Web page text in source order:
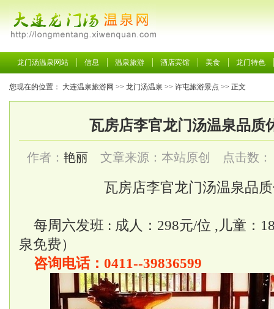
龙门汤温泉网站 信息 温泉旅游 酒店宾馆 美食 龙门特色
您现在的位置： 大连温泉旅游网 >> 龙门汤温泉 >> 许屯旅游景点 >> 正文
瓦房店李官龙门汤温泉品质
作者： 艳丽 文章来源：本站原创 点击数：
瓦房店李官龙门汤温泉品
每周六发班 : 成人：298元/位 ,儿童：
泉免费）
咨询电话：0411--39836599